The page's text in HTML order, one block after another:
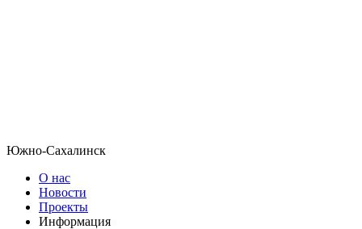
Южно-Сахалинск
О нас
Новости
Проекты
Информация